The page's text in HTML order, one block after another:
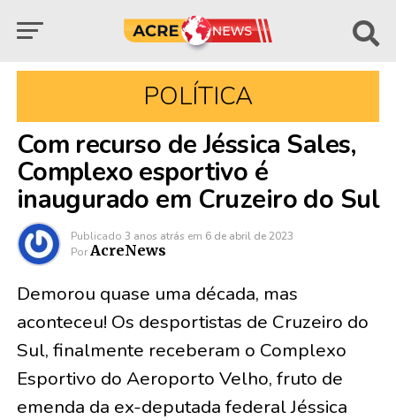
POLÍTICA
Com recurso de Jéssica Sales,
Complexo esportivo é
inaugurado em Cruzeiro do Sul
Publicado 3 anos atrás em 6 de abril de 2023
Por AcreNews
Demorou quase uma década, mas
aconteceu! Os desportistas de Cruzeiro do
Sul, finalmente receberam o Complexo
Esportivo do Aeroporto Velho, fruto de
emenda da ex-deputada federal Jéssica